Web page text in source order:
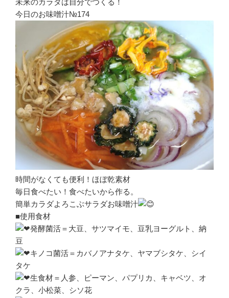
今日のお味噌汁№174
時間がなくても便利！ほぼ乾素材
毎日食べたい！食べたいから作る。
簡単カラダよろこぶサラダお味噌汁
■使用食材
発酵菌活＝大豆、サツマイモ、豆乳ヨーグルト、納
豆
キノコ菌活＝カバノアナタケ、ヤマブシタケ、シイ
タケ
生食材＝人参、ピーマン、パプリカ、キャベツ、オ
クラ、小松菜、シソ花